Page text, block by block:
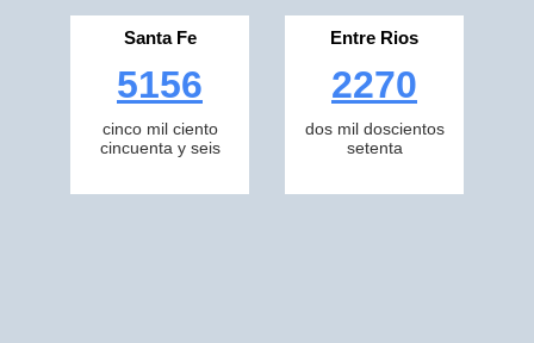
Santa Fe
5156
cinco mil ciento
cincuenta y seis
Entre Rios
2270
dos mil doscientos
setenta